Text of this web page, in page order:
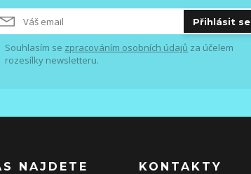
Přihlásit se
Souhlasím se zpracováním osobních údajů za účelem
rozesílky newsletteru.
NAJDETE KONTAKTY